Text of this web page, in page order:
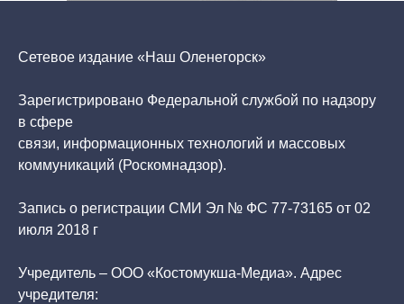
Сетевое издание «Наш Оленегорск»
Зарегистрировано Федеральной службой по надзору
в сфере
связи, информационных технологий и массовых
коммуникаций (Роскомнадзор).
Запись о регистрации СМИ Эл № ФС 77-73165 от 02
июля 2018 г
Учредитель – ООО «Костомукша-Медиа». Адрес
учредителя: